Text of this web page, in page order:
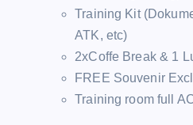
Training Kit
ATK, etc)
2xCoffe Break & 1
FREE Souvenir
Training room full